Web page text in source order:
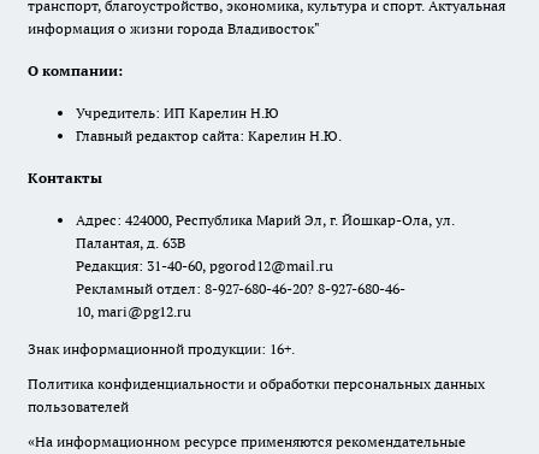
транспорт, благоустройство, экономика, культура и спорт. Актуальная
информация о жизни города Владивосток"
О компании:
Учредитель: ИП Карелин Н.Ю
Главный редактор сайта: Карелин Н.Ю.
Контакты
Адрес: 424000, Республика Марий Эл, г. Йошкар-Ола, ул.
Палантая, д. 63В
Редакция: 31-40-60, pgorod12@mail.ru
Рекламный отдел: 8-927-680-46-20? 8-927-680-46-
10, mari@pg12.ru
Знак информационной продукции: 16+.
Политика конфиденциальности и обработки персональных данных
пользователей
«На информационном ресурсе применяются рекомендательные